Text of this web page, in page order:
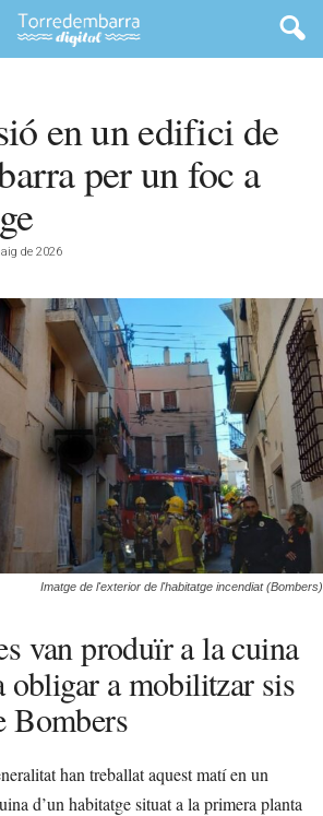
en un edifici de
per un foc a
de 2026
Imatge de l'exterior de l'habitatge incendiat (Bombers)
van produïr a la cuina
obligar a mobilitzar sis
Bombers
han treballat aquest matí en un
d’un habitatge situat a la primera planta